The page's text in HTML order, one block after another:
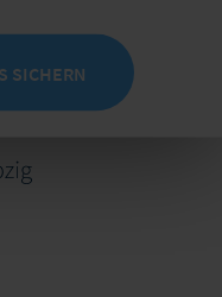
SICHERN